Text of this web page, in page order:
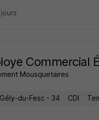
Commercial
Mousquetaires
du-Fesc - 34 CDI